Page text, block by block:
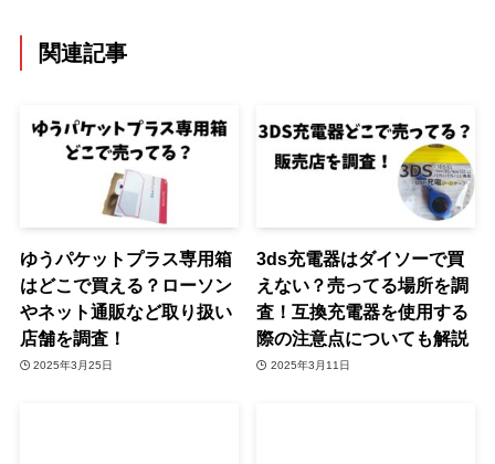
関連記事
ゆうパケットプラス専用箱
はどこで買える？ローソン
やネット通販など取り扱い
店舗を調査！
2025年3月25日
3ds充電器はダイソーで買
えない？売ってる場所を調
査！互換充電器を使用する
際の注意点についても解説
2025年3月11日